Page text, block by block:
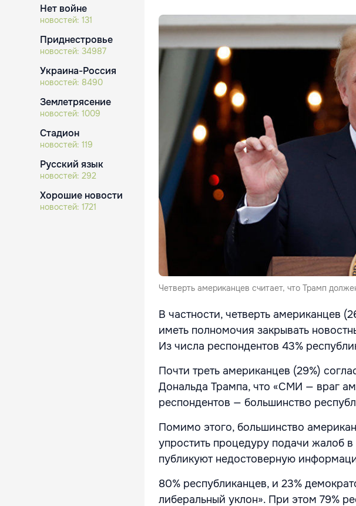
Нет войне
новостей: 131
Приднестровье
новостей: 34987
Украина-Россия
новостей: 8490
Землетрясение
новостей: 1009
Стадион
новостей: 119
Русский язык
новостей: 292
Хорошие новости
новостей: 1721
Четверть американцев считает, что Трамп
В частности, четверть американцев
иметь полномочия закрывать
Из числа респондентов 43%
Почти треть американцев (29%)
Дональда Трампа, что «СМИ — враг
респондентов — большинство
Помимо этого, большинство
упростить процедуру подачи жалоб
публикуют недостоверную
80% республиканцев, и 23%
либеральный уклон». При этом 79%